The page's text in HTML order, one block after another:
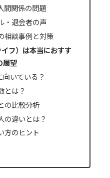
間関係の問題
・退会者の声
相談事例と対策
フ）は本当におすす
展望
いている？
とは？
の比較分析
の違いとは？
方のヒント